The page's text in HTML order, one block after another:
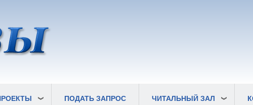
ПОДАТЬ ЗАПРОС ЧИТАЛЬНЫЙ ЗАЛ